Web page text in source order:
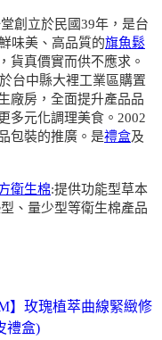
創立於民國39年，是台
味美、高品質的旗魚鬆
貨真價實而供不應求。
台中縣大裡工業區購置
廠房，全面提升產品品
多元化調理美食。2002
包裝的推廣。是禮盒及
衛生棉:提供功能型草本
、量少型等衛生棉產品
】玫瑰植萃曲線緊緻修
禮盒)